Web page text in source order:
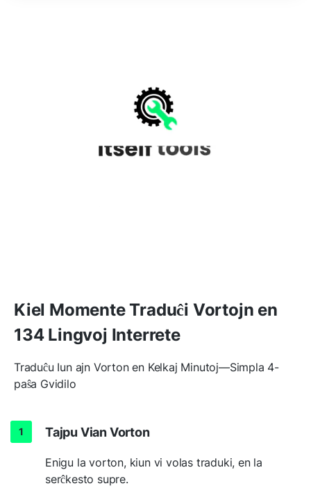
Kiel Momente Traduĉi Vortojn en
134 Lingvoj Interrete
Traduĉu Iun ajn Vorton en Kelkaj Minutoj—Simpla 4-
paŝa Gvidilo
Tajpu Vian Vorton
Enigu la vorton, kiun vi volas traduki, en la
serĉkesto supre.